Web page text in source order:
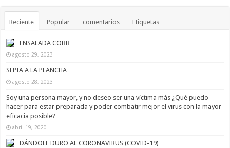
Reciente Popular comentarios Etiquetas
ENSALADA COBB
agosto 29, 2023
SEPIA A LA PLANCHA
agosto 28, 2023
Soy una persona mayor, y no deseo ser una víctima más ¿Qué puedo
hacer para estar preparada y poder combatir mejor el virus con la mayor
eficacia posible?
abril 19, 2020
DÁNDOLE DURO AL CORONAVIRUS (COVID-19)